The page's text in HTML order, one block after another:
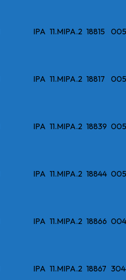
IPA 11.MIPA.2 18815
IPA 11.MIPA.2 18817
IPA 11.MIPA.2 18839
IPA 11.MIPA.2 18844
IPA 11.MIPA.2 18866
IPA 11.MIPA.2 18867